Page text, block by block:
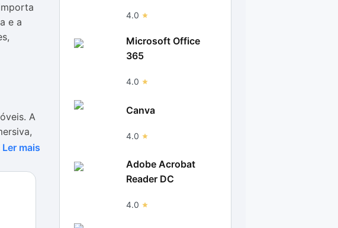
e a
A
Ler mais
4.0
Microsoft Office
365
4.0
Canva
4.0
Adobe Acrobat
Reader DC
4.0